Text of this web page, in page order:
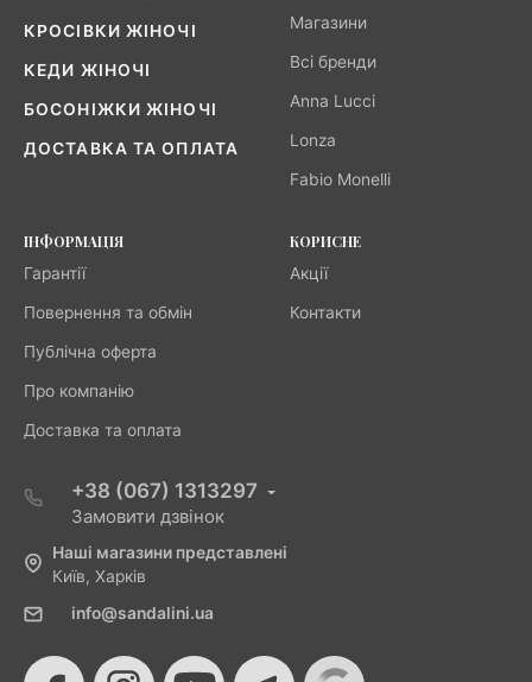
КРОСІВКИ ЖІНОЧІ
КЕДИ ЖІНОЧІ
БОСОНІЖКИ ЖІНОЧІ
ДОСТАВКА ТА ОПЛАТА
Магазини
Всі бренди
Anna Lucci
Lonza
Fabio Monelli
ІНФОРМАЦІЯ
Гарантії
Повернення та обмін
Публічна оферта
Про компанію
Доставка та оплата
КОРИСНЕ
Акції
Контакти
+38 (067) 1313297
Замовити дзвінок
Наші магазини представлені
Київ, Харків
info@sandalini.ua